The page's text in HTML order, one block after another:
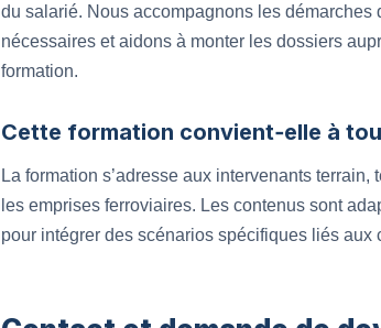
du salarié. Nous accompagnons les
nécessaires et aidons à monter les dossiers
formation.
Cette formation convient‑elle à
La formation s’adresse aux intervenants
les emprises ferroviaires. Les contenus sont
pour intégrer des scénarios spécifiques liés aux